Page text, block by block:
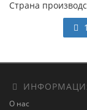
Страна
О нас